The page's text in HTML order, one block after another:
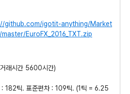
github.com/igotit-anything/Market
EuroFX_2016_TXT.zip
래시간 5600시간)
: 182틱. 표준편차 : 109틱. (1틱 = 6.25